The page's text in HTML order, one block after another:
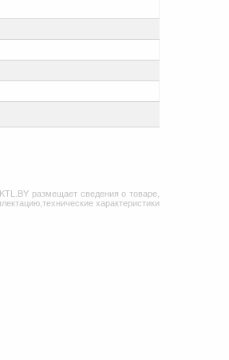
размещает сведения о товаре,
характеристики